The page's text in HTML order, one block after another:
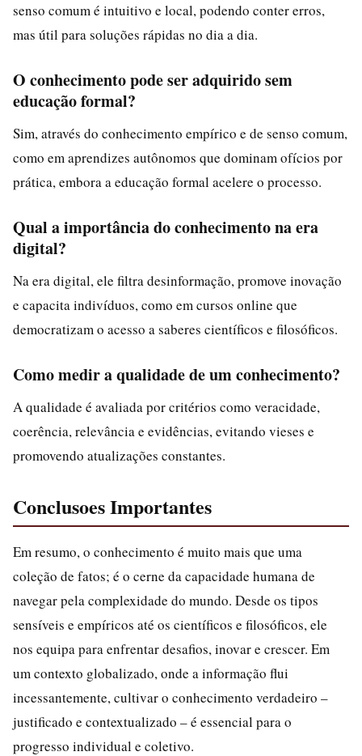
senso comum é intuitivo e local, podendo conter erros,
mas útil para soluções rápidas no dia a dia.
O conhecimento pode ser adquirido sem
educação formal?
Sim, através do conhecimento empírico e de senso comum,
como em aprendizes autônomos que dominam ofícios por
prática, embora a educação formal acelere o processo.
Qual a importância do conhecimento na era
digital?
Na era digital, ele filtra desinformação, promove inovação
e capacita indivíduos, como em cursos online que
democratizam o acesso a saberes científicos e filosóficos.
Como medir a qualidade de um conhecimento?
A qualidade é avaliada por critérios como veracidade,
coerência, relevância e evidências, evitando vieses e
promovendo atualizações constantes.
Conclusoes Importantes
Em resumo, o conhecimento é muito mais que uma
coleção de fatos; é o cerne da capacidade humana de
navegar pela complexidade do mundo. Desde os tipos
sensíveis e empíricos até os científicos e filosóficos, ele
nos equipa para enfrentar desafios, inovar e crescer. Em
um contexto globalizado, onde a informação flui
incessantemente, cultivar o conhecimento verdadeiro –
justificado e contextualizado – é essencial para o
progresso individual e coletivo.